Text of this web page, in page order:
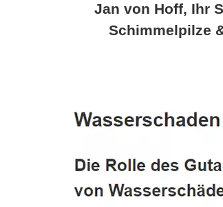
Jan von Hoff, Ihr
Schimmelpilze